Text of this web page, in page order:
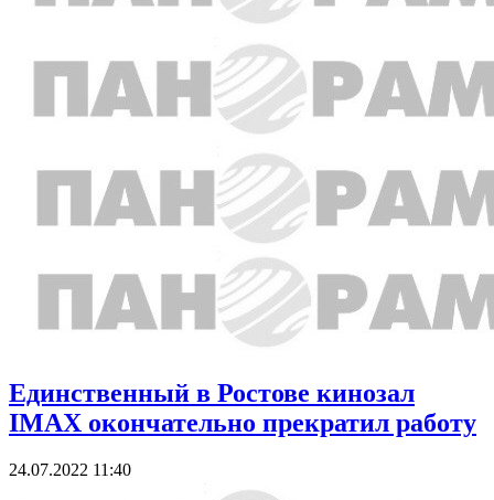
Единственный в Ростове кинозал
IMAX окончательно прекратил работу
24.07.2022 11:40